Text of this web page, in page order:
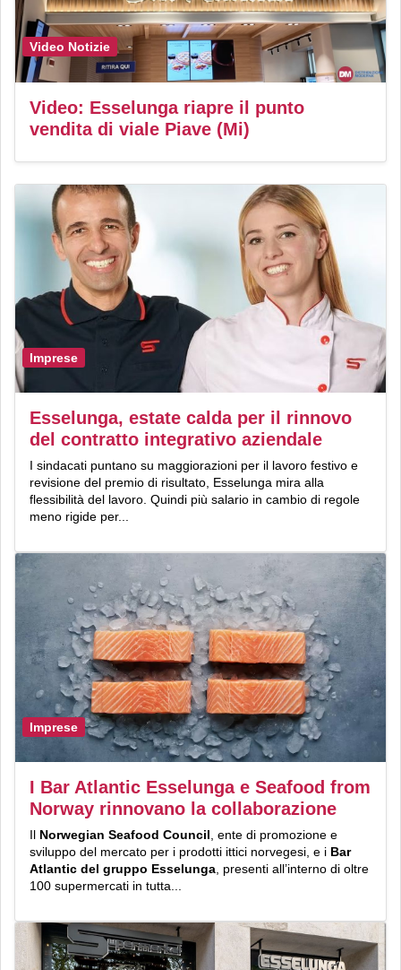
Video Notizie
Video: Esselunga riapre il punto
vendita di viale Piave (Mi)
Imprese
Esselunga, estate calda per il rinnovo
del contratto integrativo aziendale
I sindacati puntano su maggiorazioni per il lavoro festivo e
revisione del premio di risultato, Esselunga mira alla
flessibilità del lavoro. Quindi più salario in cambio di regole
meno rigide per...
Imprese
I Bar Atlantic Esselunga e Seafood from
Norway rinnovano la collaborazione
Il Norwegian Seafood Council , ente di promozione e
sviluppo del mercato per i prodotti ittici norvegesi, e i Bar
Atlantic del gruppo Esselunga , presenti all’interno di oltre
100 supermercati in tutta...